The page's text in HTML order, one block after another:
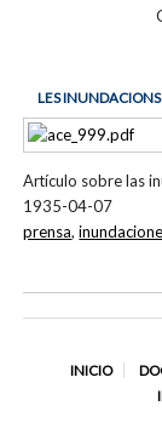
LES
Artículo sobre las
1935-04-07
prensa,
INICIO